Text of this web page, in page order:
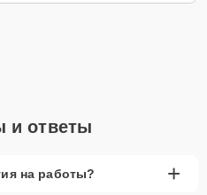
устройства дольше
и ответы
на работы? +